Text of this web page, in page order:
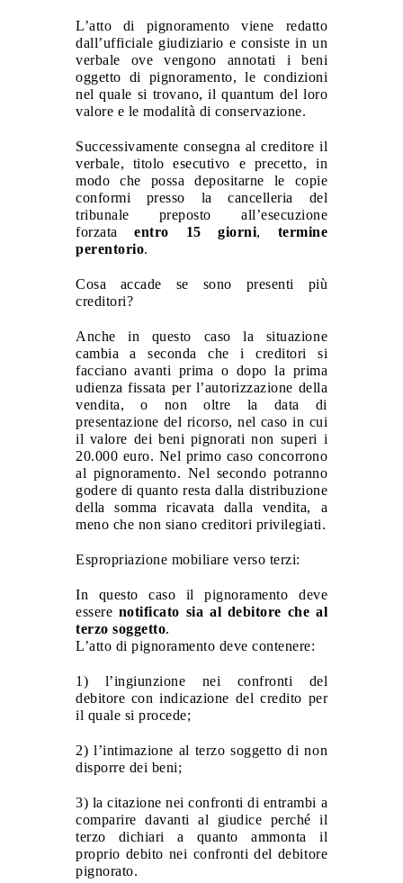
L’atto di pignoramento viene redatto
dall’ufficiale giudiziario e consiste in un
verbale ove vengono annotati i beni
oggetto di pignoramento, le condizioni
nel quale si trovano, il quantum del loro
valore e le modalità di conservazione.
Successivamente consegna al creditore il
verbale, titolo esecutivo e precetto, in
modo che possa depositarne le copie
conformi presso la cancelleria del
tribunale preposto all’esecuzione
forzataentro 15 giorni, termine
perentorio.
Cosa accade se sono presenti più
creditori?
Anche in questo caso la situazione
cambia a seconda che i creditori si
facciano avanti prima o dopo la prima
udienza fissata per l’autorizzazione della
vendita, o non oltre la data di
presentazione del ricorso, nel caso in cui
il valore dei beni pignorati non superi i
20.000 euro. Nel primo caso concorrono
al pignoramento. Nel secondo potranno
godere di quanto resta dalla distribuzione
della somma ricavata dalla vendita, a
meno che non siano creditori privilegiati.
Espropriazione mobiliare verso terzi:
In questo caso il pignoramento deve
essere notificato sia al debitore che al
terzo soggetto.
L’atto di pignoramento deve contenere:
1) l’ingiunzione nei confronti del
debitore con indicazione del credito per
il quale si procede;
2) l’intimazione al terzo soggetto di non
disporre dei beni;
3) la citazione nei confronti di entrambi a
comparire davanti al giudice perché il
terzo dichiari a quanto ammonta il
proprio debito nei confronti del debitore
pignorato.